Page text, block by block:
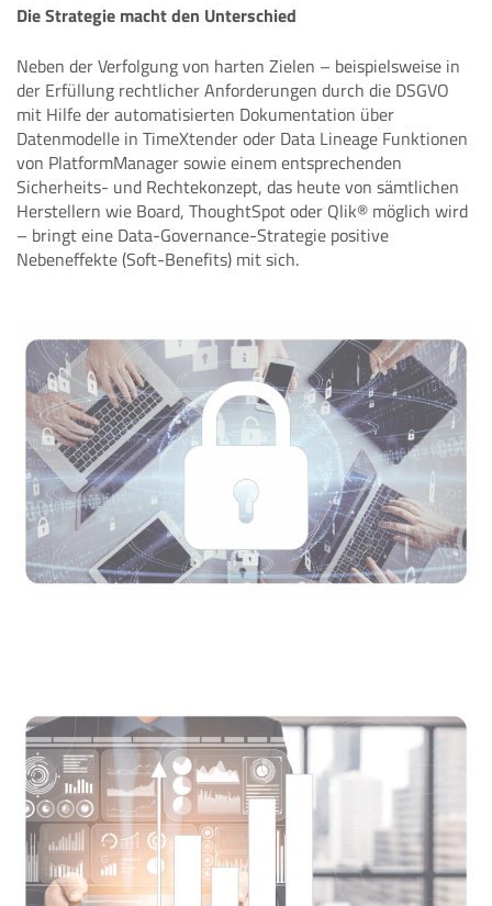
Die Strategie macht den Unterschied
Neben der Verfolgung von harten Zielen – beispielsweise in
der Erfüllung rechtlicher Anforderungen durch die DSGVO
mit Hilfe der automatisierten Dokumentation über
Datenmodelle in TimeXtender oder Data Lineage Funktionen
von PlatformManager sowie einem entsprechenden
Sicherheits- und Rechtekonzept, das heute von sämtlichen
Herstellern wie Board, ThoughtSpot oder Qlik® möglich wird
– bringt eine Data-Governance-Strategie positive
Nebeneffekte (Soft-Benefits) mit sich.